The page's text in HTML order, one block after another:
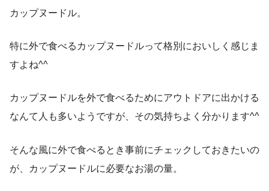
カップヌードル。
特に外で食べるカップヌードルって格別においしく感じま
すよね^^
カップヌードルを外で食べるためにアウトドアに出かける
なんて人も多いようですが、その気持ちよく分かります^^
そんな風に外で食べるとき事前にチェックしておきたいの
が、カップヌードルに必要なお湯の量。